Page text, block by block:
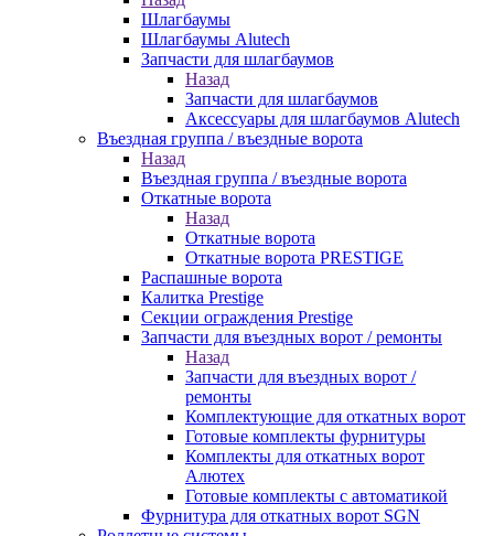
Шлагбаумы
Шлагбаумы Alutech
Запчасти для шлагбаумов
Назад
Запчасти для шлагбаумов
Аксессуары для шлагбаумов Alutech
Въездная группа / въездные ворота
Назад
Въездная группа / въездные ворота
Откатные ворота
Назад
Откатные ворота
Откатные ворота PRESTIGE
Распашные ворота
Калитка Prestige
Секции ограждения Prestige
Запчасти для въездных ворот / ремонты
Назад
Запчасти для въездных ворот /
ремонты
Комплектующие для откатных ворот
Готовые комплекты фурнитуры
Комплекты для откатных ворот
Алютех
Готовые комплекты с автоматикой
Фурнитура для откатных ворот SGN